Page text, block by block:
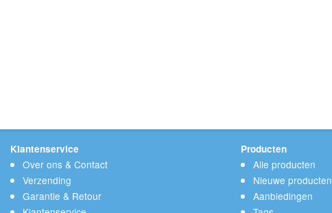
Klantenservice
Over ons & Contact
Verzending
Garantie & Retour
Producten
Alle producten
Nieuwe producten
Aanbiedingen